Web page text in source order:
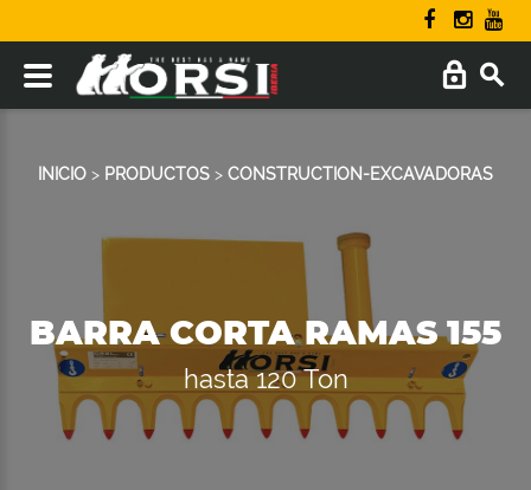
INICIO > PRODUCTOS > CONSTRUCTION-EXCAVADORAS
BARRA CORTA RAMAS 155
hasta 120 Ton